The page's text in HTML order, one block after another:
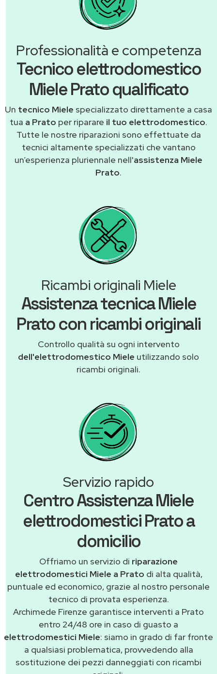
Professionalità e competenza
Tecnico elettrodomestico
Miele Prato qualificato
Un tecnico Miele specializzato direttamente a casa
tua a Prato per riparare il tuo elettrodomestico.
Tutte le nostre riparazioni sono effettuate da
tecnici altamente specializzati che vantano
un’esperienza pluriennale nell'assistenza Miele
Prato.
Ricambi originali Miele
Assistenza tecnica Miele
Prato con ricambi originali
Controllo qualità su ogni intervento
dell'elettrodomestico Miele utilizzando solo
ricambi originali.
Servizio rapido
Centro Assistenza Miele
elettrodomestici Prato a
domicilio
Offriamo un servizio di riparazione
elettrodomestici Miele a Prato di alta qualità,
puntuale ed economico, grazie al nostro personale
tecnico di provata esperienza.
Archimede Firenze garantisce interventi a Prato
entro 24/48 ore in caso di guasto a
elettrodomestici Miele: siamo in grado di far fronte
a qualsiasi problematica, provvedendo alla
sostituzione dei pezzi danneggiati con ricambi